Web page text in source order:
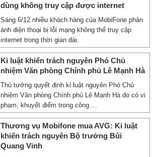
dùng không truy cập được internet
Sáng 6/12 nhiều khách hàng của MobiFone phản
ánh điện thoại bị lỗi mạng không thể truy cập
internet trong thời gian dài.
Kỉ luật khiển trách nguyên Phó Chủ
nhiệm Văn phòng Chính phủ Lê Mạnh Hà
Thủ tướng quyết định kỉ luật nguyên Phó Chủ
nhiệm Văn phòng Chính phủ Lê Mạnh Hà do có vi
phạm, khuyết điểm trong công ...
Thương vụ Mobifone mua AVG: Kỉ luật
khiển trách nguyên Bộ trưởng Bùi
Quang Vinh